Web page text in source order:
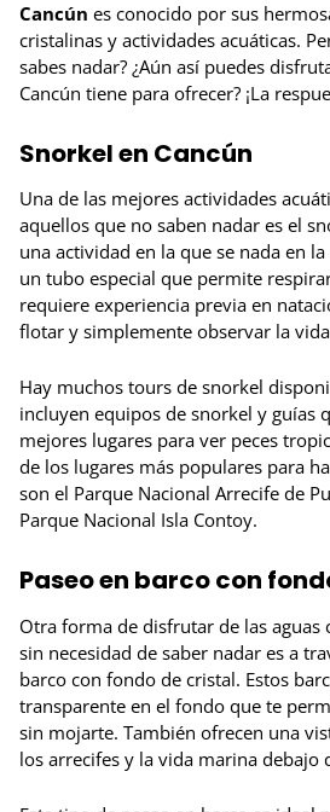
Cancún es conocido por sus
cristalinas y actividades acuáticas.
sabes nadar? ¿Aún así puedes
Cancún tiene para ofrecer? ¡La
Snorkel en Cancún
Una de las mejores actividades
aquellos que no saben nadar es el
una actividad en la que se nada en
un tubo especial que permite
requiere experiencia previa en
flotar y simplemente observar la
Hay muchos tours de snorkel
incluyen equipos de snorkel y guías
mejores lugares para ver peces
de los lugares más populares para
son el Parque Nacional Arrecife de
Parque Nacional Isla Contoy.
Paseo en barco con
Otra forma de disfrutar de las aguas
sin necesidad de saber nadar es a
barco con fondo de cristal. Estos
transparente en el fondo que te
sin mojarte. También ofrecen una
los arrecifes y la vida marina debajo